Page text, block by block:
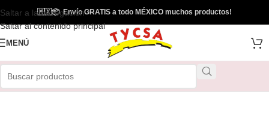
Saltar a la navegación
Saltar al contenido principal
🇲🇽📦Envío GRATIS a todo MÉXICO muchos productos!
MENÚ